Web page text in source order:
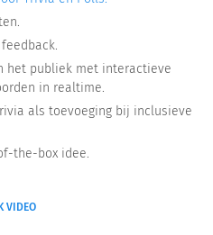
het publiek met interactieve
in realtime.
als toevoeging bij inclusieve
the-box idee.
VIDEO